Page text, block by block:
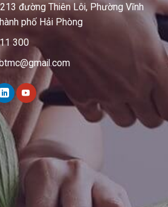
đường Thiên Lôi, Phường Vĩnh
phố Hải Phòng
300